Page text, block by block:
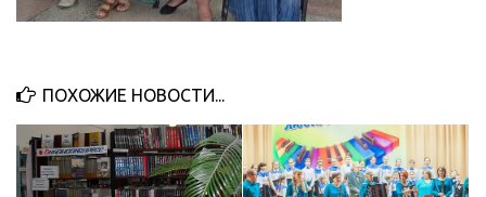
ПОХОЖИЕ НОВОСТИ...